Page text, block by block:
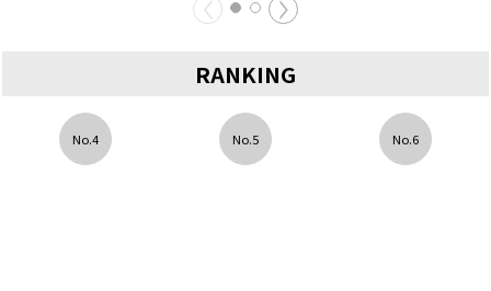
RANKING
No.4 No.5 No.6